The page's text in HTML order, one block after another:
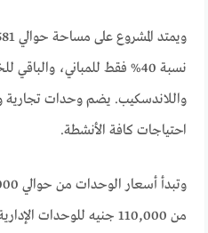
نسبة 40% فقط للمباني،
واللاندسكيب. يضم وحدات تجارية
احتياجات كافة الأنشطة.